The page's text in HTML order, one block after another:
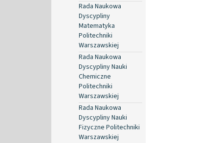
Rada Naukowa
Dyscypliny
Matematyka
Politechniki
Warszawskiej
Rada Naukowa
Dyscypliny Nauki
Chemiczne
Politechniki
Warszawskiej
Rada Naukowa
Dyscypliny Nauki
Fizyczne Politechniki
Warszawskiej